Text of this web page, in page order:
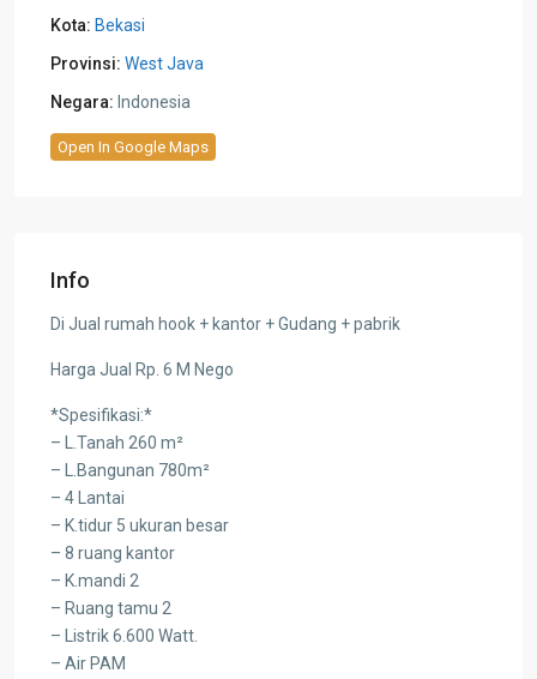
Kota: Bekasi
Provinsi: West Java
Negara: Indonesia
Open In Google Maps
Info
Di Jual rumah hook + kantor + Gudang + pabrik
Harga Jual Rp. 6 M Nego
*Spesifikasi:*
– L.Tanah 260 m²
– L.Bangunan 780m²
– 4 Lantai
– K.tidur 5 ukuran besar
– 8 ruang kantor
– K.mandi 2
– Ruang tamu 2
– Listrik 6.600 Watt.
– Air PAM